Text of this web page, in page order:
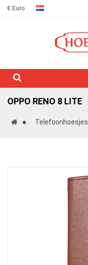
€ Euro
OPPO RENO 8 LITE
Telefoonhoesjes